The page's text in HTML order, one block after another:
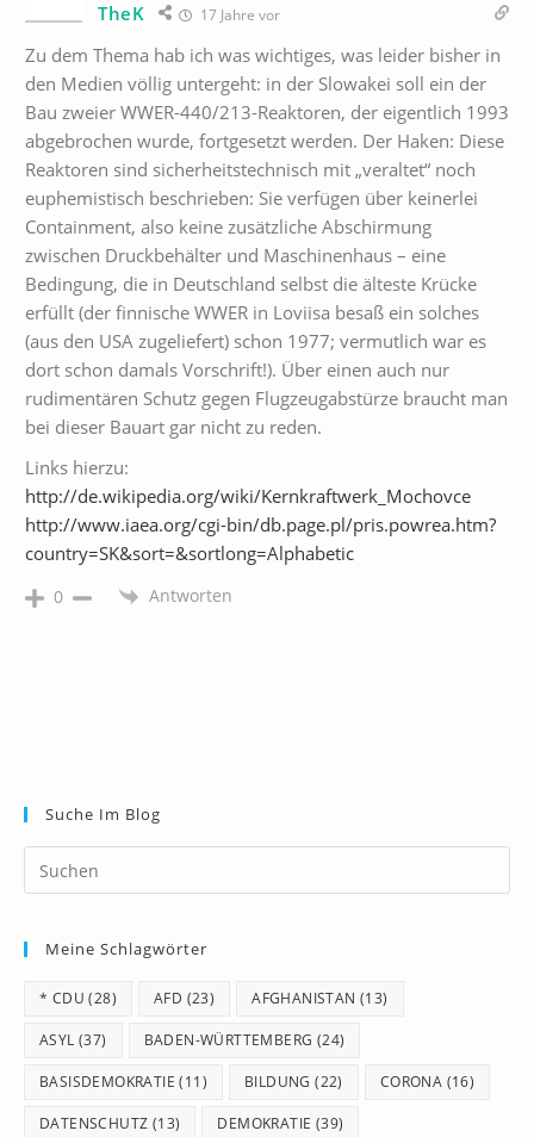
TheK 17 Jahre vor
Zu dem Thema hab ich was wichtiges, was leider bisher in
den Medien völlig untergeht: in der Slowakei soll ein der
Bau zweier WWER-440/213-Reaktoren, der eigentlich 1993
abgebrochen wurde, fortgesetzt werden. Der Haken: Diese
Reaktoren sind sicherheitstechnisch mit „veraltet“ noch
euphemistisch beschrieben: Sie verfügen über keinerlei
Containment, also keine zusätzliche Abschirmung
zwischen Druckbehälter und Maschinenhaus – eine
Bedingung, die in Deutschland selbst die älteste Krücke
erfüllt (der finnische WWER in Loviisa besaß ein solches
(aus den USA zugeliefert) schon 1977; vermutlich war es
dort schon damals Vorschrift!). Über einen auch nur
rudimentären Schutz gegen Flugzeugabstürze braucht man
bei dieser Bauart gar nicht zu reden.
Links hierzu:
http://de.wikipedia.org/wiki/Kernkraftwerk_Mochovce
http://www.iaea.org/cgi-bin/db.page.pl/pris.powrea.htm?
country=SK&sort=&sortlong=Alphabetic
0 Antworten
Suche Im Blog
Meine Schlagwörter
* CDU (28) AFD (23) AFGHANISTAN (13)
ASYL (37) BADEN-WÜRTTEMBERG (24)
BASISDEMOKRATIE (11) BILDUNG (22) CORONA (16)
DATENSCHUTZ (13) DEMOKRATIE (39)